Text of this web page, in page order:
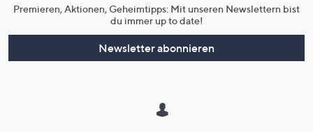
Premieren, Aktionen, Geheimtipps: Mit unseren Newslettern bist
du immer up to date!
Newsletter abonnieren